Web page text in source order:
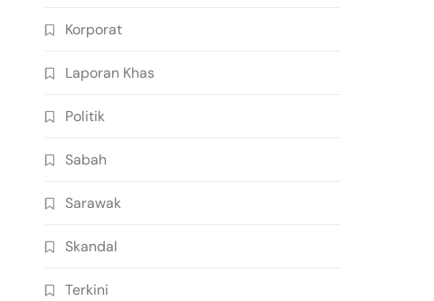
Korporat
Laporan Khas
Politik
Sabah
Sarawak
Skandal
Terkini